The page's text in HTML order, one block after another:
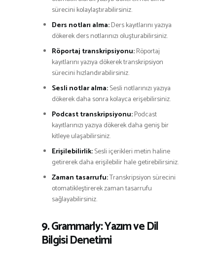
sürecini kolaylaştırabilirsiniz.
Ders notları alma:Ders kayıtlarını yazıya
dökerek ders notlarınızı oluşturabilirsiniz.
Röportaj transkripsiyonu:Röportaj
kayıtlarını yazıya dökerek transkripsiyon
sürecini hızlandırabilirsiniz.
Sesli notlar alma:Sesli notlarınızı yazıya
dökerek daha sonra kolayca erişebilirsiniz.
Podcast transkripsiyonu:Podcast
kayıtlarınızı yazıya dökerek daha geniş bir
kitleye ulaşabilirsiniz.
Erişilebilirlik:Sesli içerikleri metin haline
getirerek daha erişilebilir hale getirebilirsiniz.
Zaman tasarrufu:Transkripsiyon sürecini
otomatikleştirerek zaman tasarrufu
sağlayabilirsiniz.
9. Grammarly: Yazım ve Dil
Bilgisi Denetimi